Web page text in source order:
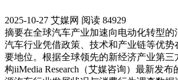
2025-10-27 艾媒网 阅读 84929
摘要在全球汽车产业加速向电动化转型的
汽车行业凭借政策、技术和产业链等优势
要地位。根据全球领先的新经济产业第三
构iiMedia Research（艾媒咨询）最新发